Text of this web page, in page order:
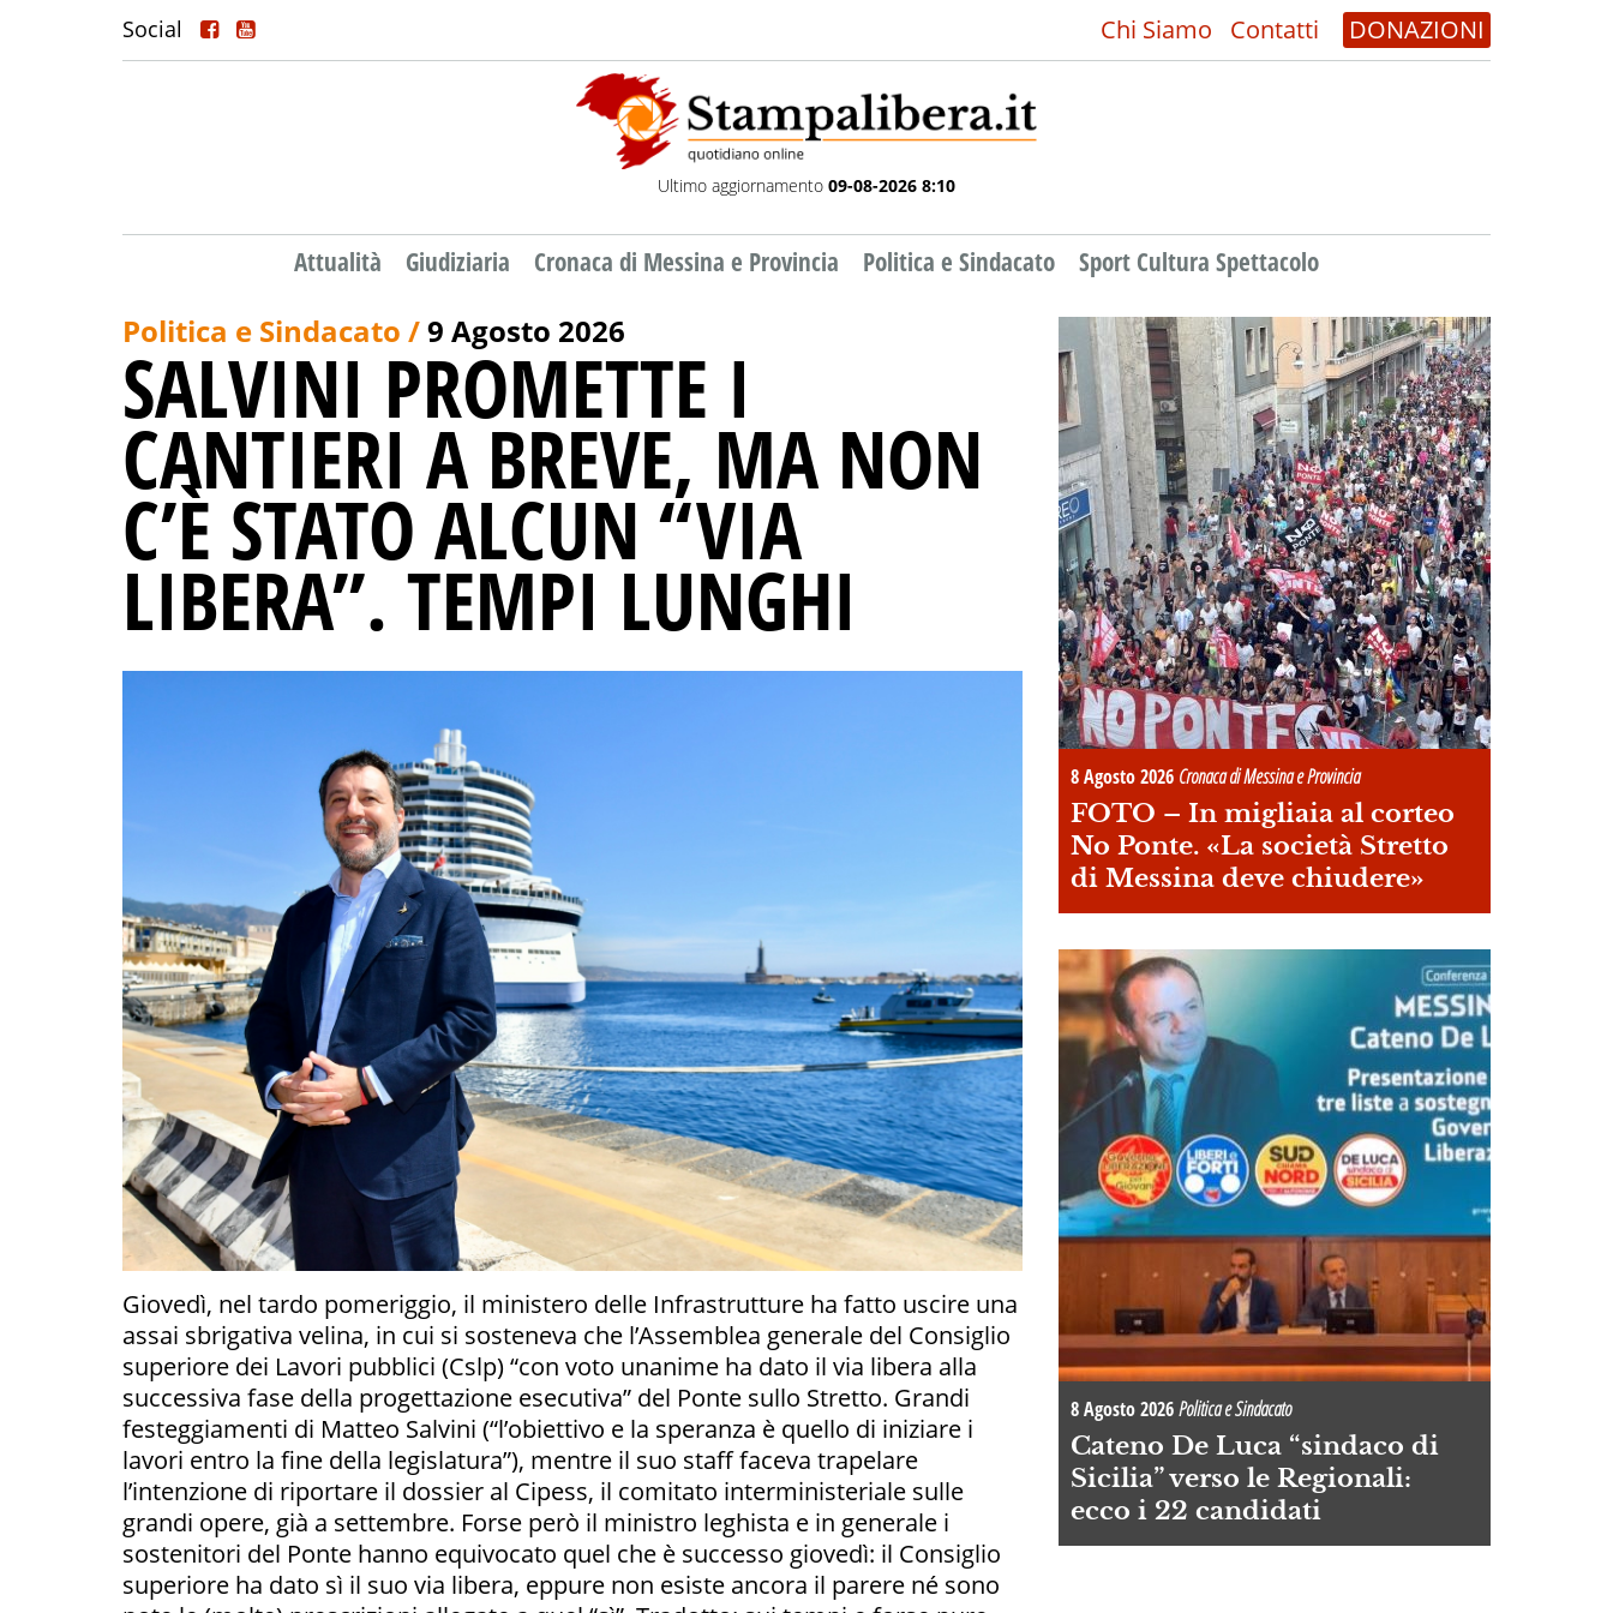
Social Chi Siamo Contatti DONAZIONI
Ultimo aggiornamento 09-08-2026 8:10
Attualità Giudiziaria Cronaca di Messina e Provincia Politica e Sindacato Sport Cultura Spettacolo
Politica e Sindacato /9 Agosto 2026
SALVINI PROMETTE I
CANTIERI A BREVE, MA NON
C’È STATO ALCUN “VIA
LIBERA”. TEMPI LUNGHI
Giovedì, nel tardo pomeriggio, il ministero delle Infrastrutture ha fatto uscire una
assai sbrigativa velina, in cui si sosteneva che l’Assemblea generale del Consiglio
superiore dei Lavori pubblici (Cslp) “con voto unanime ha dato il via libera alla
successiva fase della progettazione esecutiva” del Ponte sullo Stretto. Grandi
festeggiamenti di Matteo Salvini (“l’obiettivo e la speranza è quello di iniziare i
lavori entro la fine della legislatura”), mentre il suo staff faceva trapelare
l’intenzione di riportare il dossier al Cipess, il comitato interministeriale sulle
grandi opere, già a settembre. Forse però il ministro leghista e in generale i
sostenitori del Ponte hanno equivocato quel che è successo giovedì: il Consiglio
superiore ha dato sì il suo via libera, eppure non esiste ancora il parere né sono
8 Agosto 2026 Cronaca di Messina e Provincia
FOTO – In migliaia al corteo
No Ponte. «La società Stretto
di Messina deve chiudere»
8 Agosto 2026Politica e Sindacato
Cateno De Luca “sindaco di
Sicilia” verso le Regionali:
ecco i 22 candidati